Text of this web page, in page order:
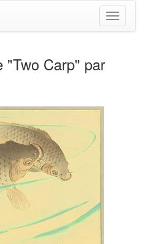
Basculer
la
"Two Carp" par